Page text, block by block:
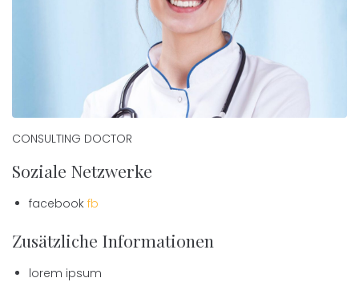
CONSULTING DOCTOR
Soziale Netzwerke
facebook fb
Zusätzliche Informationen
lorem ipsum